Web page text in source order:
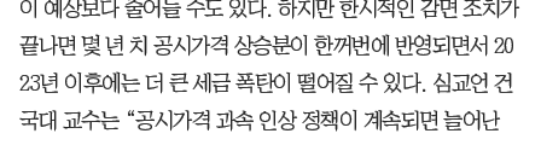
이 예상보다 줄어들 수도 있다. 하지만 한시적인 감면 조치가
끝나면 몇 년 치 공시가격 상승분이 한꺼번에 반영되면서 20
23년 이후에는 더 큰 세금 폭탄이 떨어질 수 있다. 심교언 건
국대 교수는 “공시가격 과속 인상 정책이 계속되면 늘어난